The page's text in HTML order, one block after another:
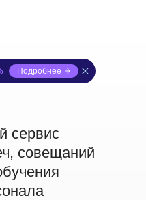
Подробнее
сервис
совещаний